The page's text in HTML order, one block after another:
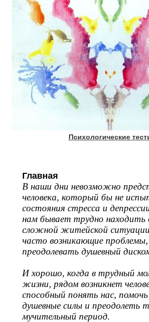
Психологические
Главная
В наши дни невозможно
человека, который бы не
состояния стресса и
нам бывает трудно находить
сложной житейской
часто возникающие проблемы,
преодолевать душевный
И хорошо, когда в трудный
жизни, рядом возникнет
способный понять нас,
душевные силы и преодолеть
мучительный период.